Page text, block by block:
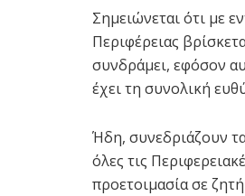
Σημειώνεται ότι με
Περιφέρειας
συνδράμει, εφόσον
έχει τη συνολική
Ήδη, συνεδριάζουν
όλες τις
προετοιμασία σε